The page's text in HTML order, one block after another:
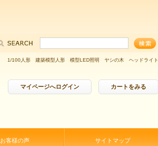
1/100人形 建築模型人形 模型LED照明 ヤシの木 ヘッドライト
マイページへログイン カートをみる
お客様の声 サイトマップ